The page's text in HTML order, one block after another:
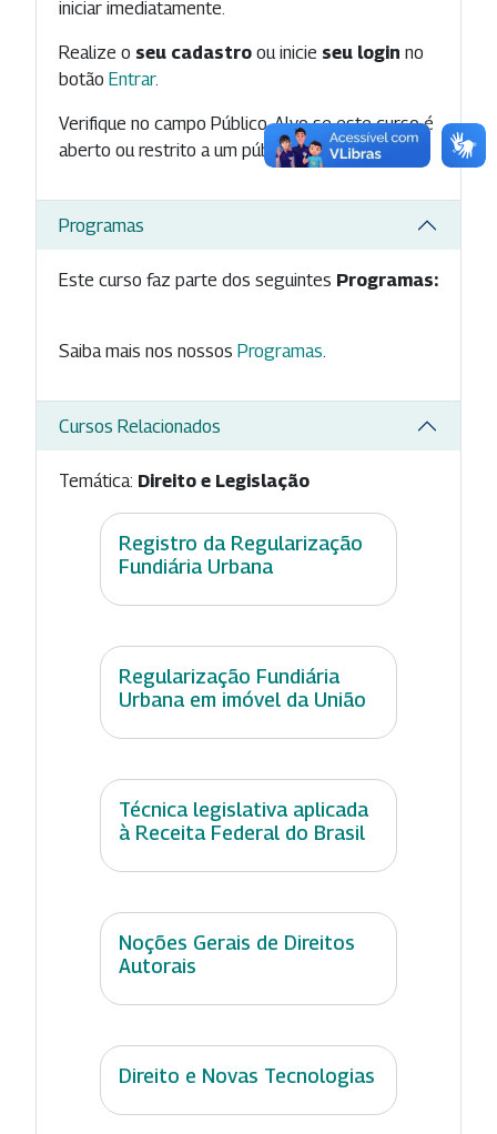
iniciar imediatamente.
Realize o seu cadastro ou inicie seu login no
botão Entrar.
Verifique no campo Público-Alvo se este curso é
aberto ou restrito a um público específico.
Programas
Este curso faz parte dos seguintes Programas:
Saiba mais nos nossos Programas.
Cursos Relacionados
Temática: Direito e Legislação
Registro da Regularização
Fundiária Urbana
Regularização Fundiária
Urbana em imóvel da União
Técnica legislativa aplicada
à Receita Federal do Brasil
Noções Gerais de Direitos
Autorais
Direito e Novas Tecnologias